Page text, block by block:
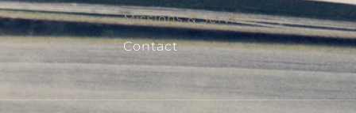
Missions & Services
Contact